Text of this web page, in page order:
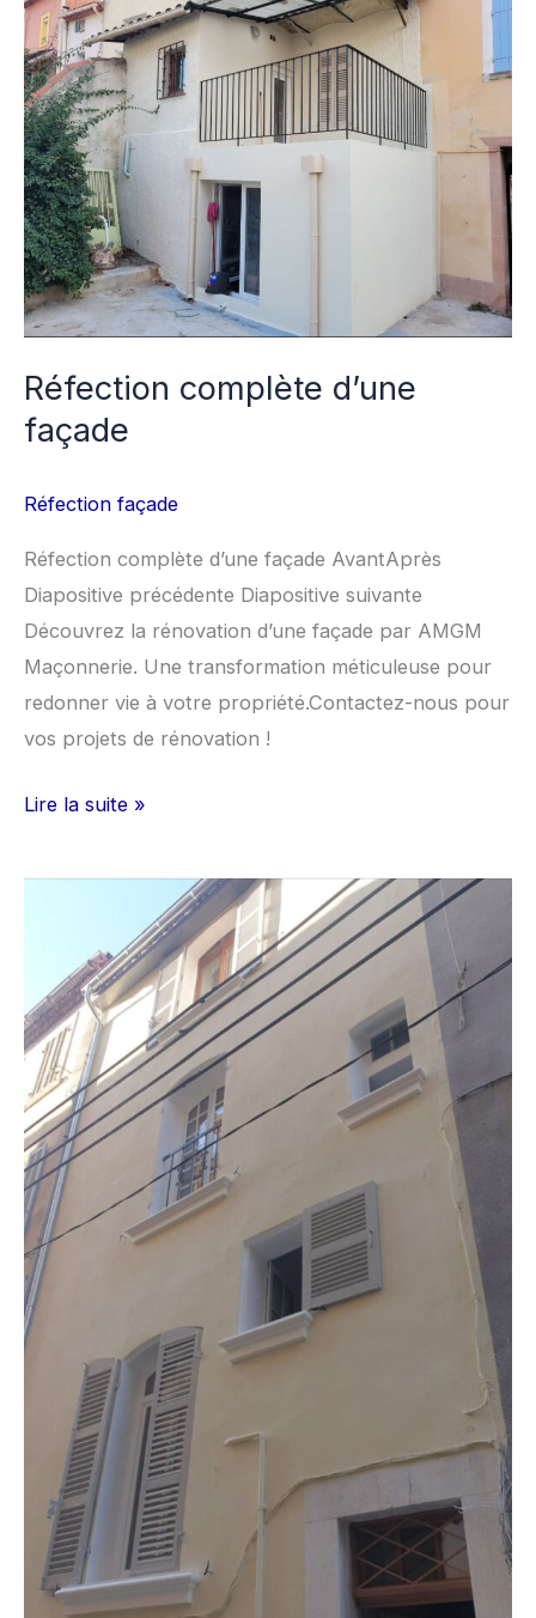
Réfection complète d’une
façade
Réfection façade
Réfection complète d’une façade AvantAprès
Diapositive précédente Diapositive suivante
Découvrez la rénovation d’une façade par AMGM
Maçonnerie. Une transformation méticuleuse pour
redonner vie à votre propriété.Contactez-nous pour
vos projets de rénovation !
complète
d’une
façade
Lire la suite »